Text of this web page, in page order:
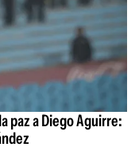
paz a Diego Aguirre: